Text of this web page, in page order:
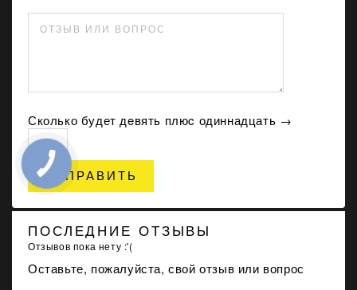
ОТЗЫВ ИЛИ ВОПРОС
Сколько будет дeвять плюc одиннадцать →
ОТПРАВИТЬ
ПОСЛЕДНИЕ ОТЗЫВЫ
Отзывов пока нету :'(
Оставьте, пожалуйста, свой отзыв или вопрос